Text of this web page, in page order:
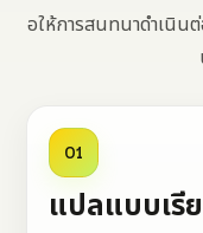
อให้การสนทนาดำเนิน
01
แปลแบบเรี